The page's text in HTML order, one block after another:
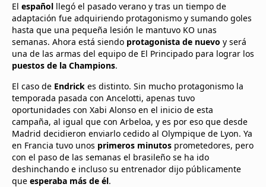
El español llegó el pasado verano y tras un tiempo de
adaptación fue adquiriendo protagonismo y sumando goles
hasta que una pequeña lesión le mantuvo KO unas
semanas. Ahora está siendo protagonista de nuevo y será
una de las armas del equipo de El Principado para lograr los
puestos de la Champions.
El caso de Endrick es distinto. Sin mucho protagonismo la
temporada pasada con Ancelotti, apenas tuvo
oportunidades con Xabi Alonso en el inicio de esta
campaña, al igual que con Arbeloa, y es por eso que desde
Madrid decidieron enviarlo cedido al Olympique de Lyon. Ya
en Francia tuvo unos primeros minutos prometedores, pero
con el paso de las semanas el brasileño se ha ido
deshinchando e incluso su entrenador dijo públicamente
que esperaba más de él.